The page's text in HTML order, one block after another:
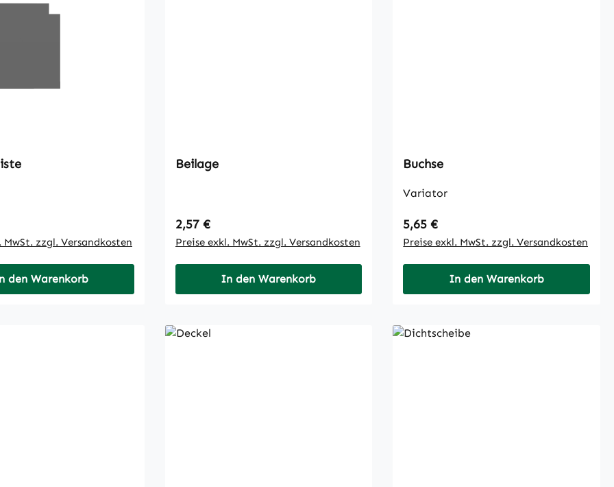
MwSt. zzgl. Versandkosten
den Warenkorb
Beilage
Regulärer Preis:
2,57 €
Preise exkl. MwSt. zzgl. Versandkosten
In den Warenkorb
Buchse
Variator
Regulärer Preis:
5,65 €
Preise exkl. MwSt. zzgl. Versandkosten
In den Warenkorb